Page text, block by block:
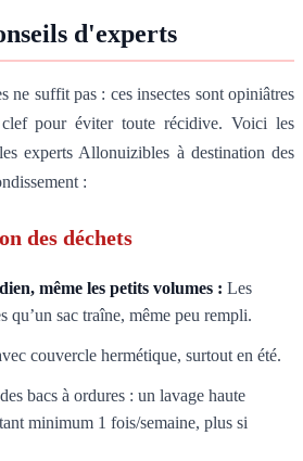
d'experts
ne suffit pas : ces insectes sont opiniâtres
pour éviter toute récidive. Voici les
experts Allonuizibles à destination des
:
des déchets
même les petits volumes : Les
qu’un sac traîne, même peu rempli.
couvercle hermétique, surtout en été.
des bacs à ordures : un lavage haute
minimum 1 fois/semaine, plus si